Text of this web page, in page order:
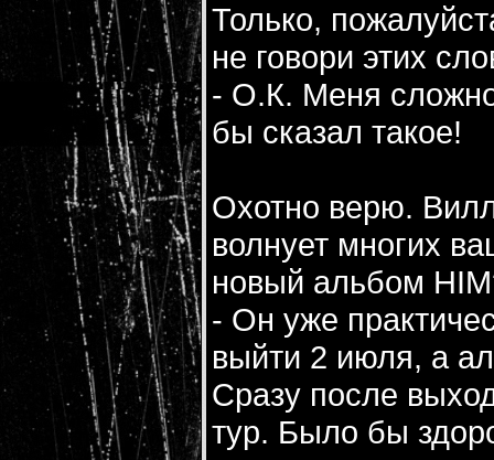
Только,
не говори этих
- О.К. Меня
бы сказал такое!
Охотно верю.
волнует многих
новый альбом
- Он уже
выйти 2 июля, а
Сразу после
тур. Было бы